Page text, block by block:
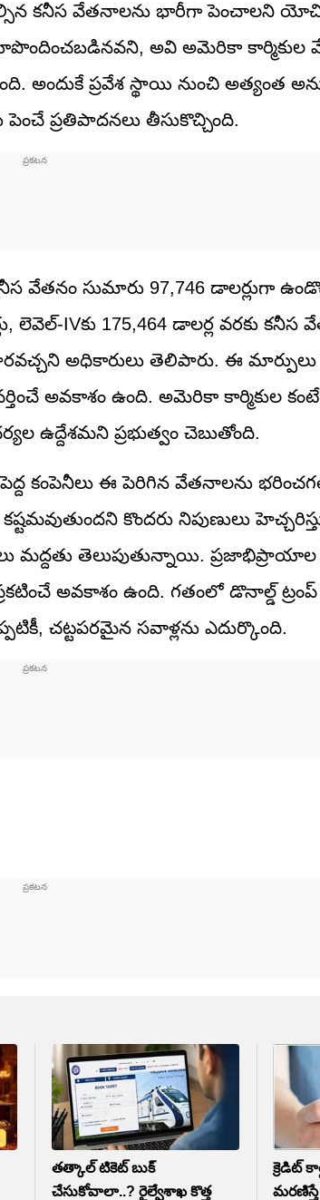
కనీస వేతనాలను భారీగా పెంచాలని
అవి అమెరికా కార్మికుల
ప్రవేశ స్థాయి నుంచి అత్యంత
ప్రతిపాదనలు తీసుకొచ్చింది.
వేతనం సుమారు 97,746 డాలర్లుగా
లెవెల్-IVకు 175,464 డాలర్ల వరకు
అధికారులు తెలిపారు. ఈ మార్పులు
అవకాశం ఉంది. అమెరికా కార్మికుల
ఉద్దేశమని ప్రభుత్వం చెబుతోంది.
కంపెనీలు ఈ పెరిగిన వేతనాలను
కొందరు నిపుణులు
మద్దతు తెలుపుతున్నాయి. ప్రజాభిప్రాయాల
అవకాశం ఉంది. గతంలో డొనాల్డ్‌
చట్టపరమైన సవాళ్లను ఎదుర్కొంది.
తత్కాల్ టికెట్ బుక్
చేసుకోవాలా..? రైల్వేశాఖ కొత్త
క్రెడిట్
మరణిస్తే